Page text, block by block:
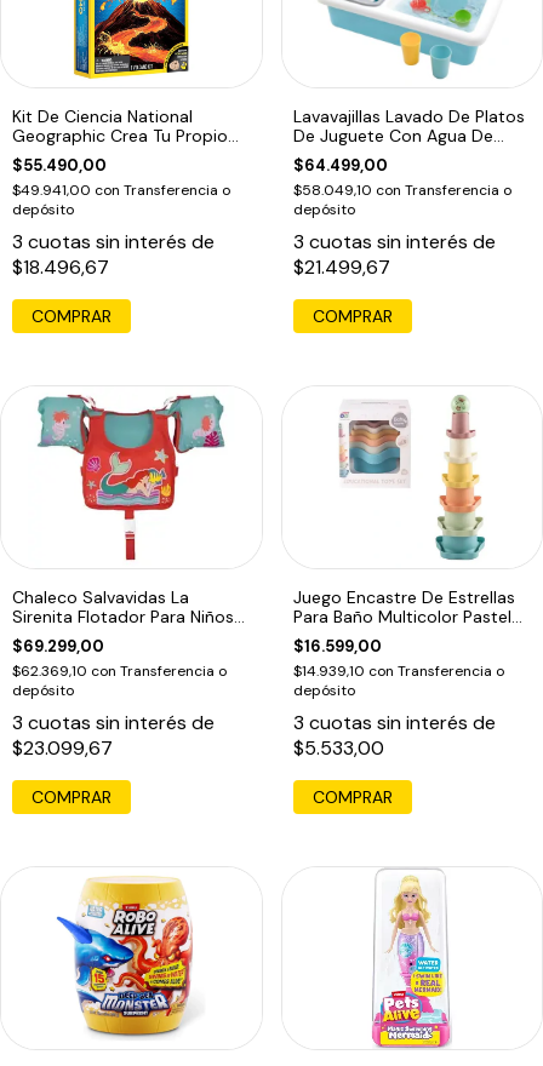
Kit De Ciencia National
Geographic Crea Tu Propio
Volcán
$55.490,00
$49.941,00 con Transferencia o
depósito
3 cuotas sin interés de
$18.496,67
Lavavajillas Lavado De Platos
De Juguete Con Agua De
Verdad
$64.499,00
$58.049,10 con Transferencia o
depósito
3 cuotas sin interés de
$21.499,67
Chaleco Salvavidas La
Sirenita Flotador Para Niños
La Sirenita
$69.299,00
$62.369,10 con Transferencia o
depósito
3 cuotas sin interés de
$23.099,67
Juego Encastre De Estrellas
Para Baño Multicolor Pastel
Pasteles
$16.599,00
$14.939,10 con Transferencia o
depósito
3 cuotas sin interés de
$5.533,00